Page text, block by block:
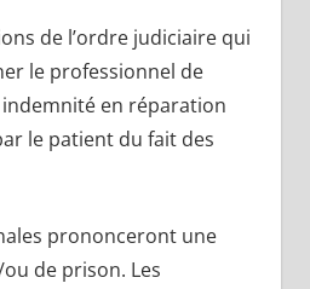
de l’ordre judiciaire qui
le professionnel de
en réparation
le patient du fait des
prononceront une
de prison. Les